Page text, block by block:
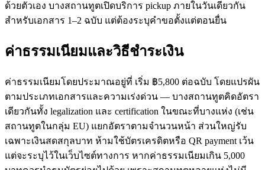
ด้วยตัวเอง บางสถานทูตเปิดบริการ pickup ภายในวันเดียวกัน
สำหรับเอกสาร 1–2 ฉบับ แต่ต้องระบุคำขอตั้งแต่ตอนยื่น
ค่าธรรมเนียมและวิธีชำระเงิน
ค่าธรรมเนียมโดยประมาณอยู่ที่ เริ่ม ฿5,800 ต่อฉบับ โดยแปรผัน
ตามประเภทเอกสารและความเร่งด่วน — บางสถานทูตคิดอัตรา
เดียวกันทั้ง legalization และ certification ในขณะที่บางแห่ง (เช่น
สถานทูตในกลุ่ม EU) แยกอัตราตามจำนวนหน้า ส่วนใหญ่รับ
เฉพาะเงินสดสกุลบาท ห้ามใช้บัตรเครดิตหรือ QR payment เว้น
แต่จะระบุไว้ในเว็บไซต์ทางการ หากค่าธรรมเนียมเกิน 5,000